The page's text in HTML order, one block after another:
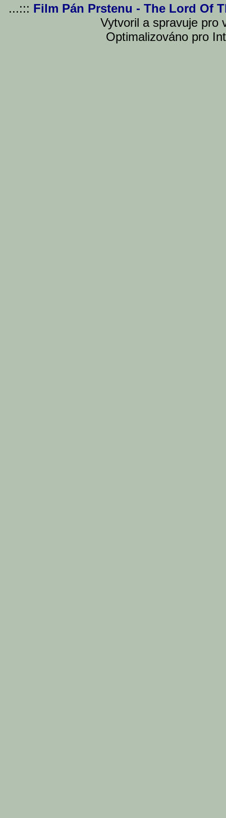
...::: Film Pán Prstenu - The Lord Of
Vytvoril a spravuje pro
Optimalizováno pro